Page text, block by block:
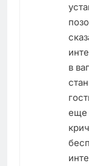
в
еще